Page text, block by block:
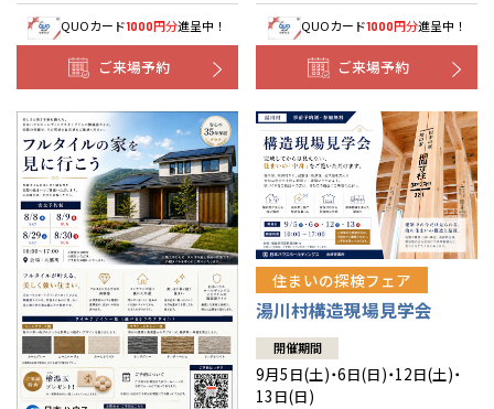
QUOカード1000円分進呈中！
ご来場予約
QUOカード1000円分進呈中！
ご来場予約
住まいの探検フェア
湯川村構造現場見学会
開催期間
9月5日(土)・6日(日)・12日(土)・
13日(日)